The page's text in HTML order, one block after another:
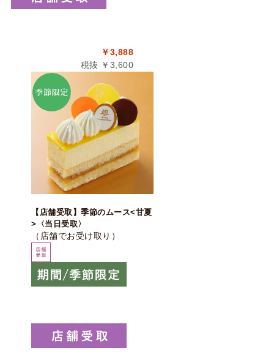
￥3,888
税抜 ￥3,600
【店舗受取】季節のムース<甘夏
>〈当日受取〉
（店舗でお受け取り）